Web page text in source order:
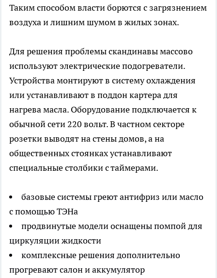
Таким способом власти борются с загрязнением
воздуха и лишним шумом в жилых зонах.
Для решения проблемы скандинавы массово
используют электрические подогреватели.
Устройства монтируют в систему охлаждения
или устанавливают в поддон картера для
нагрева масла. Оборудование подключается к
обычной сети 220 вольт. В частном секторе
розетки выводят на стены домов, а на
общественных стоянках устанавливают
специальные столбики с таймерами.
базовые системы греют антифриз или масло
с помощью ТЭНа
продвинутые модели оснащены помпой для
циркуляции жидкости
комплексные решения дополнительно
прогревают салон и аккумулятор